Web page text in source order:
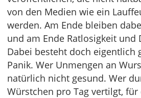
von den Medien wie ein
werden. Am Ende bleiben
und am Ende Ratlosigkeit und
Dabei besteht doch eigentlich
Panik. Wer Unmengen an
natürlich nicht gesund. Wer
Würstchen pro Tag vertilgt,